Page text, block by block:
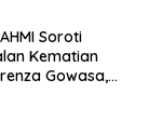
Soroti
Kematian
Gowasa,